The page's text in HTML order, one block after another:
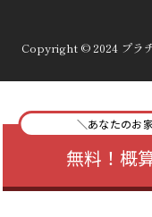
Copyright © 2024 プラ
＼あなたのお
無料！ 概